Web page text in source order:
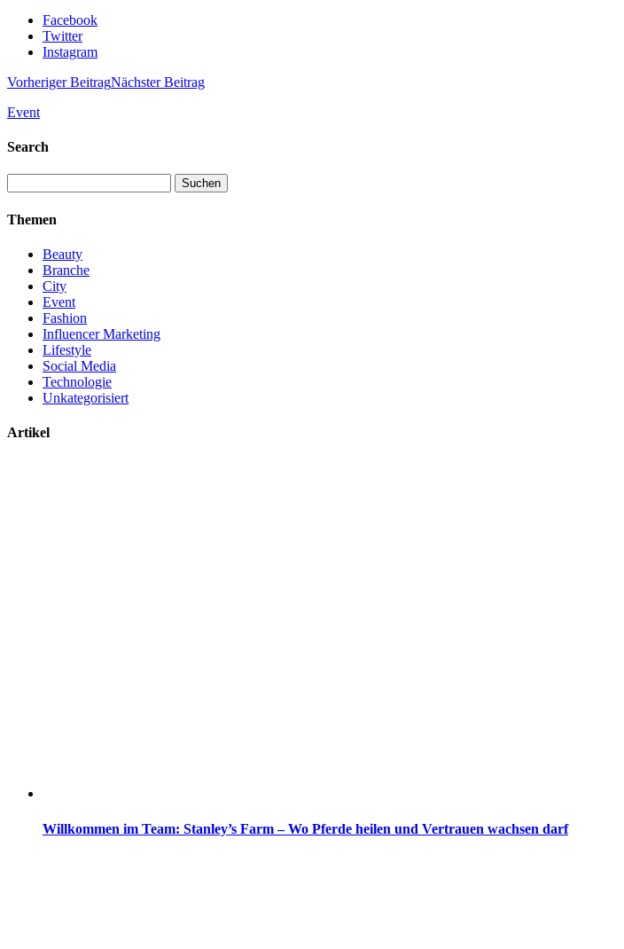
Facebook
Twitter
Instagram
Vorheriger BeitragNächster Beitrag
Event
Search
nach:
Themen
Beauty
Branche
City
Event
Fashion
Influencer Marketing
Lifestyle
Social Media
Technologie
Unkategorisiert
Artikel
Willkommen im Team: Stanley’s Farm – Wo Pferde heilen und Vertrauen wachsen darf